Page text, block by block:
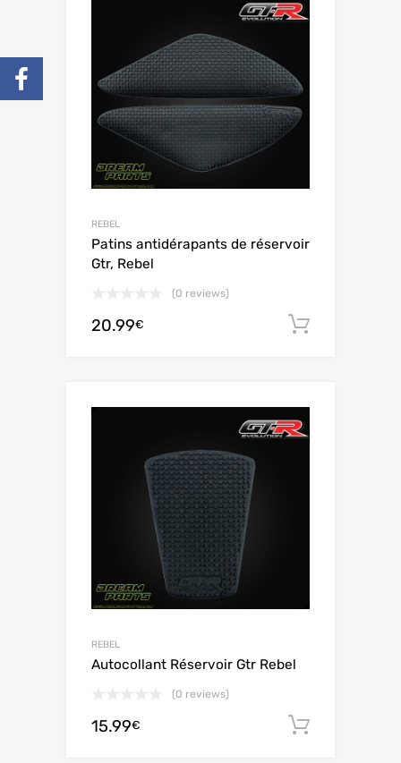
REBEL
Patins antidérapants de réservoir
Gtr, Rebel
(0 reviews)
20.99€
REBEL
Autocollant Réservoir Gtr Rebel
(0 reviews)
15.99€